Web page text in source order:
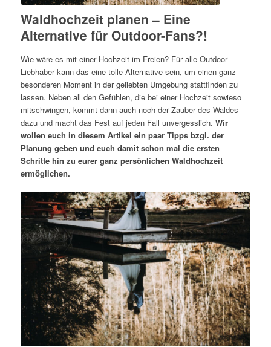
Waldhochzeit planen – Eine
Alternative für Outdoor-Fans?!
Wie wäre es mit einer Hochzeit im Freien? Für alle Outdoor-
Liebhaber kann das eine tolle Alternative sein, um einen ganz
besonderen Moment in der geliebten Umgebung stattfinden zu
lassen. Neben all den Gefühlen, die bei einer Hochzeit sowieso
mitschwingen, kommt dann auch noch der Zauber des Waldes
dazu und macht das Fest auf jeden Fall unvergesslich. Wir
wollen euch in diesem Artikel ein paar Tipps bzgl. der
Planung geben und euch damit schon mal die ersten
Schritte hin zu eurer ganz persönlichen Waldhochzeit
ermöglichen.